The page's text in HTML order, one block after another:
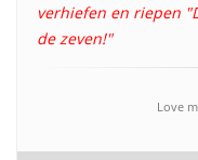
verhiefen en riepen
de zeven!"
Love